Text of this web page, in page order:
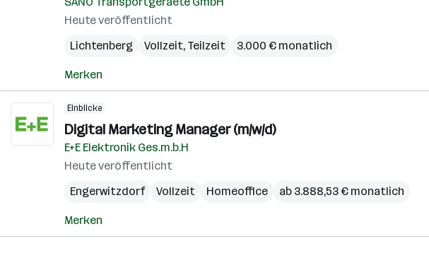
Heute veröffentlicht
Lichtenberg
Vollzeit, Teilzeit 3.000 € monatlich
Merken
Einblicke
Digital Marketing Manager (m/w/d)
E+E Elektronik Ges.m.b.H
Heute veröffentlicht
Engerwitzdorf
Vollzeit Homeoffice ab 3.888,53 € monatlich
Merken